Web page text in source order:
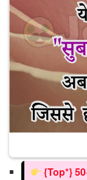
{Top*}